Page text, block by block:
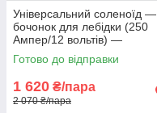
Універсальний соленоїд —
бочонок для лебідки (250
Ампер/12 вольтів) —
комплект 2 штуки
Готово до відправки
1 620 ₴/пара
2 070 ₴/пара